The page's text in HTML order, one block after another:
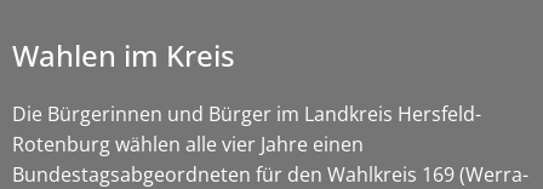
Wahlen im Kreis
Die Bürgerinnen und Bürger im Landkreis Hersfeld-
Rotenburg wählen alle vier Jahre einen
Bundestagsabgeordneten für den Wahlkreis 169 (Werra-